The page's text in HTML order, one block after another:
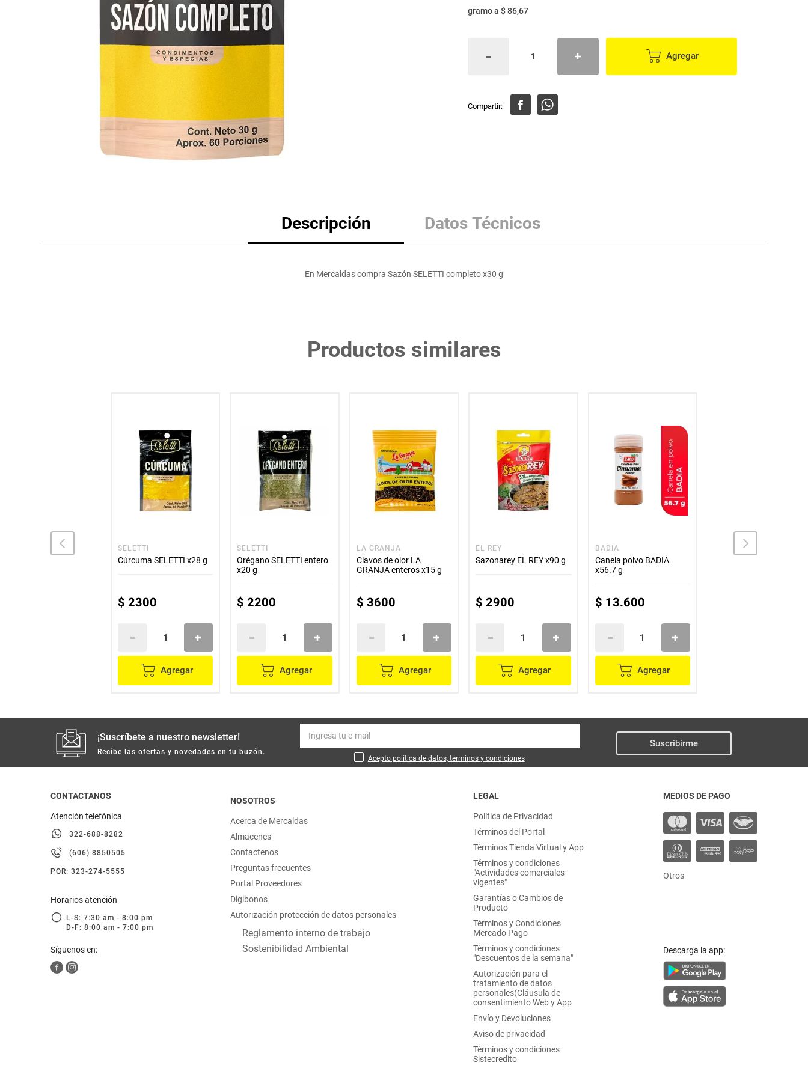
vinos y licores
otros
gramoa $ 86,67
Agregar
Descripción Datos Técnicos
En Mercaldas compra Sazón SELETTI completo x30 g
Productos similares
SELETTI
Cúrcuma SELETTI x28 g
$ 2300
Agregar
SELETTI
Orégano SELETTI entero
x20 g
$ 2200
Agregar
LA GRANJA
Clavos de olor LA
GRANJA enteros x15 g
$ 3600
Agregar
EL REY
Sazonarey EL REY x90 g
$ 2900
Agregar
BADIA
Canela polvo BADIA
x56.7 g
$ 13.600
Agregar
SELETTI
¡Suscríbete a nuestro newsletter!
Recibe las ofertas y novedades en tu buzón.
Acepto política de datos, términos y condiciones
Suscribirme
CONTACTANOS
Atención telefónica
322-688-8282
(606) 8850505
PQR: 323-274-5555
Horarios atención
L-S: 7:30 am - 8:00 pm
D-F: 8:00 am - 7:00 pm
Síguenos en:
NOSOTROS
Acerca de Mercaldas
Almacenes
Contactenos
Preguntas frecuentes
Portal Proveedores
Digibonos
Autorización protección de datos personales
Reglamento interno de trabajo
Sostenibilidad Ambiental
LEGAL
Política de Privacidad
Términos del Portal
Términos Tienda Virtual y App
Términos y condiciones
"Actividades comerciales
vigentes"
Garantías o Cambios de
Producto
Términos y Condiciones
Mercado Pago
Términos y condiciones
"Descuentos de la semana"
Autorización para el
tratamiento de datos
personales(Cláusula de
consentimiento Web y App
Envío y Devoluciones
Aviso de privacidad
Términos y condiciones
Sistecredito
MEDIOS DE PAGO
Otros
Descarga la app:
Aceite